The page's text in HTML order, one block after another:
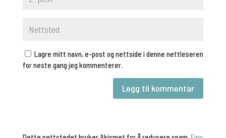
Lagre mitt navn, e-post og nettside i denne nettleseren
for neste gang jeg kommenterer.